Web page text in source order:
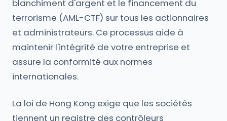
blanchiment d'argent et le financement du
terrorisme (AML-CTF) sur tous les actionnaires
et administrateurs. Ce processus aide à
maintenir l'intégrité de votre entreprise et
assure la conformité aux normes
internationales.
La loi de Hong Kong exige que les sociétés
tiennent un registre des contrôleurs